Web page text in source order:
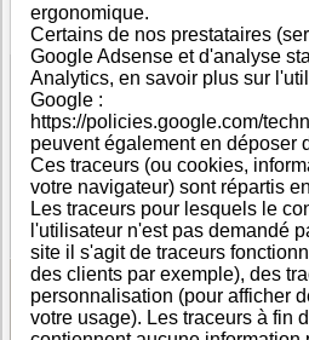
FICHE ENTREPRISE
Dénomination MESTNA OBCINA
Adresse
Cesta krskih zrtev 14
Ville
Krsko- 8270
Pays
Slovénie
Type
d'adresse
Siège social
Téléphone
+386 74------
DUNS®
Number
36-------
Voir les
ergonomique.
Certains de nos prestataires
Google Adsense et d'analyse
Analytics, en savoir plus sur
Google :
https://policies.google.com/
peuvent également en déposer
Ces traceurs (ou cookies,
votre navigateur) sont répartis
Les traceurs pour lesquels le
l'utilisateur n'est pas demandé
site il s'agit de traceurs
des clients par exemple), des
personnalisation (pour afficher
votre usage). Les traceurs à fin